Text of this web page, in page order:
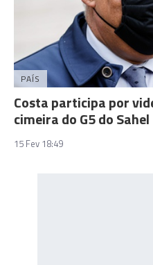
PAÍS
Costa participa por
cimeira do G5 do Sahel
15 Fev 18:49